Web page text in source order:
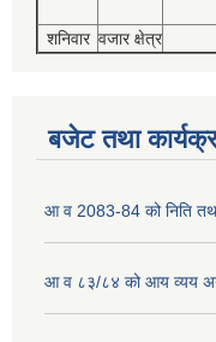
शनिवार वजार क्षेत्र
बजेट तथा
आ व 2083-84 को निति
आ व ८३/८४ को आय व्यय